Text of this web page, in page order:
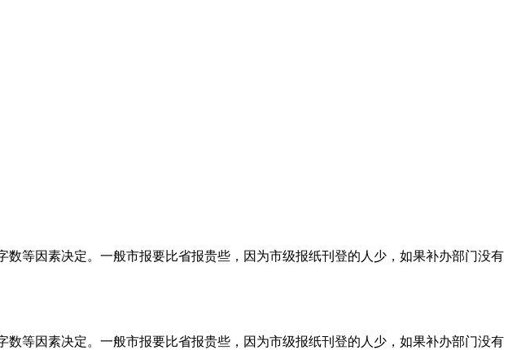
等因素决定。一般市报要比省报贵些，因为市级报纸刊登的人少，如果补办部门没有
等因素决定。一般市报要比省报贵些，因为市级报纸刊登的人少，如果补办部门没有